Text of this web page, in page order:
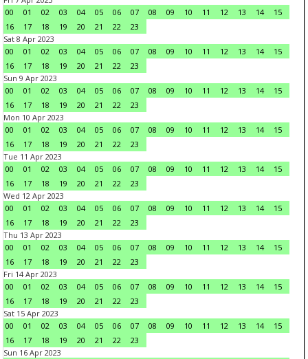
00
01 02 03 04 05 06 07 08 09 10 11 12 13 14
15
16
17 18 19 20 21 22
23
Sat 8 Apr 2023
00
01 02 03 04 05 06 07 08 09 10 11 12 13 14
15
16
17 18 19 20 21 22
23
Sun 9 Apr 2023
00
01 02 03 04 05 06 07 08 09 10 11 12 13 14
15
16
17 18 19 20 21 22
23
Mon 10 Apr 2023
00
01 02 03 04 05 06 07 08 09 10 11 12 13 14
15
16
17 18 19 20 21 22
23
Tue 11 Apr 2023
00
01 02 03 04 05 06 07 08 09 10 11 12 13 14
15
16
17 18 19 20 21 22
23
Wed 12 Apr 2023
00
01 02 03 04 05 06 07 08 09 10 11 12 13 14
15
16
17 18 19 20 21 22
23
Thu 13 Apr 2023
00
01 02 03 04 05 06 07 08 09 10 11 12 13 14
15
16
17 18 19 20 21 22
23
Fri 14 Apr 2023
00
01 02 03 04 05 06 07 08 09 10 11 12 13 14
15
16
17 18 19 20 21 22
23
Sat 15 Apr 2023
00
01 02 03 04 05 06 07 08 09 10 11 12 13 14
15
16
17 18 19 20 21 22
23
Sun 16 Apr 2023